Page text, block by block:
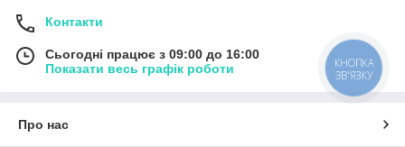
Контакти
Сьогодні працює з 09:00 до 16:00
Показати весь графік роботи
Про нас
КНОПКА
ЗВ'ЯЗКУ